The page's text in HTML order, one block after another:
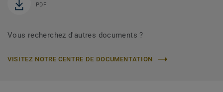
PDF
Vous recherchez d'autres documents ?
VISITEZ NOTRE CENTRE DE DOCUMENTATION